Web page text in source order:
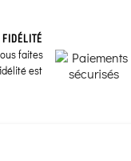
FIDÉLITÉ
faites
est